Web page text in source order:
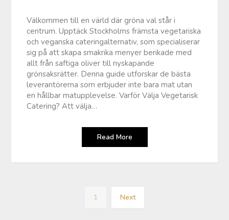
Välkommen till en värld där gröna val står i
centrum. Upptäck Stockholms främsta vegetariska
och veganska cateringalternativ, som specialiserar
sig på att skapa smakrika menyer berikade med
allt från saftiga oliver till nyskapande
grönsaksrätter. Denna guide utforskar de bästa
leverantörerna som erbjuder inte bara mat utan
en hållbar matupplevelse. Varför Välja Vegetarisk
Catering? Att välja…
Read More
1 Next